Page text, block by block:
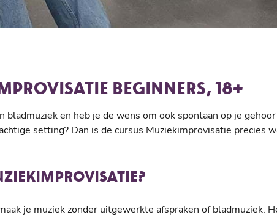
BEGINNERS, 18+
bladmuziek en heb je de wens om ook spontaan op je
setting? Dan is de cursus Muziekimprovisatie precies
je muziek zonder uitgewerkte afspraken of bladmuziek.